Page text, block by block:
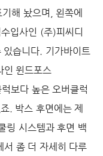
해 놨으며, 왼쪽에
입사인 (주)피씨디
습니다. 기가바이트
인 윈드포스
보다 높은 오버클럭
. 박스 후면에는 제
링 시스템과 후면 백
서 좀 더 자세히 다루